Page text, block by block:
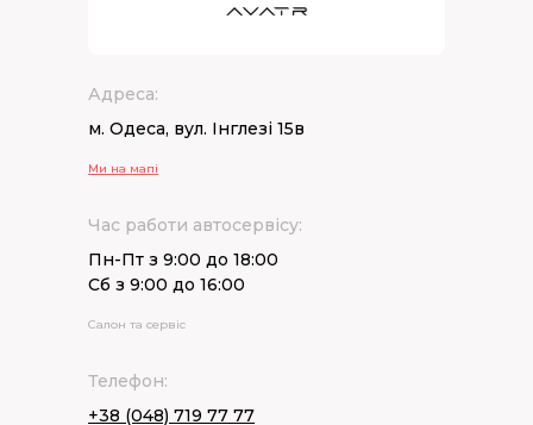
Салон та сервіс
Пн-Пт з 9:00 до 18:00
Сб з 9:00 до 16:00
Час работи автосервісу:
+38 (048) 719 77 77
Телефон:
м. Одеса, вул. Інглезі 15в
Адреса:
Ми на мапі